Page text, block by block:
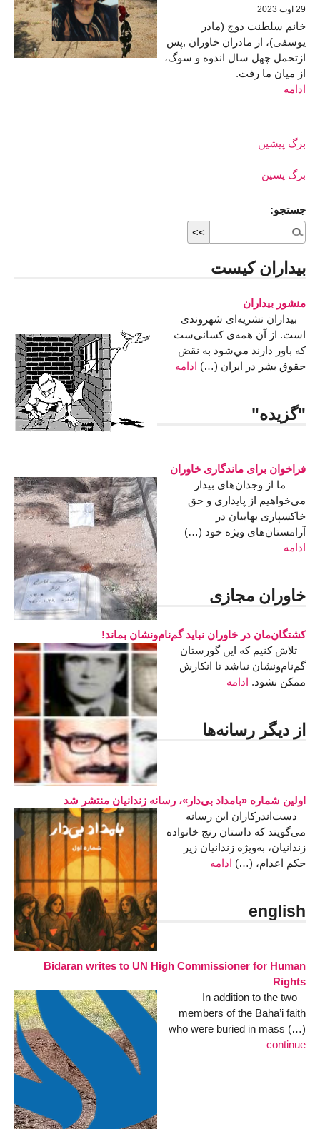
29 اوت 2023
خانم سلطنت دوج (مادر
یوسفی)، از مادران خاوران ,پس
ازتحمل چهل سال اندوه و سوگ،
از میان ما رفت.
ادامه
برگ پیشین
برگ پسین
جستجو:
بيداران كيست
منشور بيداران
بيداران نشريه‌ای شهروندی
است. از آن همه‌ی کسانی‌ست
که باور دارند مي‌شود به نقض
حقوق بشر در ايران (…) ادامه
"گزیده"
فراخوان برای ماندگاری خاوران
ما از وجدان‌های بیدار
می‌خواهیم از پایداری و حق
خاکسپاری بهاییان در
آرامستان‌های ویژه خود (…)
ادامه
خاوران مجازی
کشتگان‌مان در خاوران نباید گم‌نام‌ونشان بماند!
تلاش کنیم که این گورستان
گم‌نام‌و‌نشان نباشد تا انکارش
ممکن نشود. ادامه
از دیگر رسانه‌ها
اولین شماره «بامداد بی‌دار»، رسانه زندانیان منتشر شد
دست‌اندرکاران این رسانه
می‌گویند که داستان رنج خانواده
زندانیان، به‌ویژه زندانیان زیر
حکم اعدام، (…) ادامه
english
Bidaran writes to UN High Commissioner for Human
Rights
In addition to the two
members of the Baha’i faith
who were buried in mass (…)
continue